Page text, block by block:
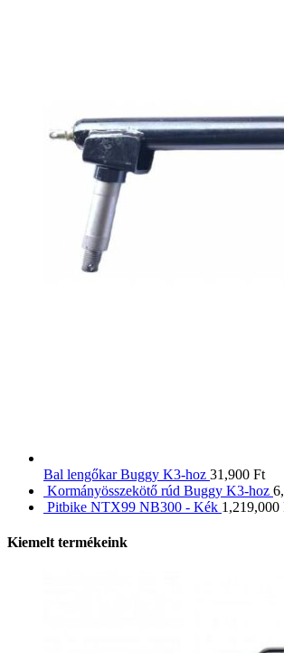
Bal lengőkar Buggy K3-hoz 31,900 Ft
Kormányösszekötő rúd Buggy K3-hoz
Pitbike NTX99 NB300 - Kék 1,219,000
Kiemelt termékeink